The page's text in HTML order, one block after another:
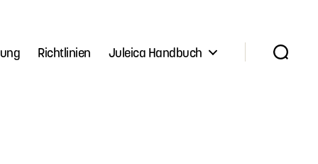
Richtlinien Juleica Handbuch